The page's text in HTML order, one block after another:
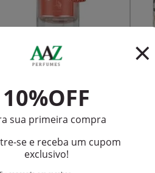
Al Absar
Al Absar Saher Roses Eau De
R$ 348,00
R$ 273,60
Até12XdeR$ 22,80